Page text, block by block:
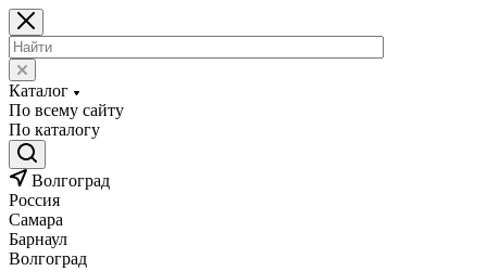
Каталог
По всему сайту
По каталогу
Волгоград
Россия
Самара
Барнаул
Волгоград